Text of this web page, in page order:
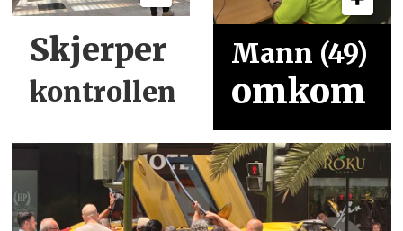
Skjerper
kontrollen
Mann (49)
omkom